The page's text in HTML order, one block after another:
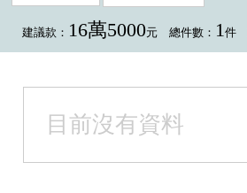
建議款： 16萬5000元 總件數： 1件
目前沒有資料